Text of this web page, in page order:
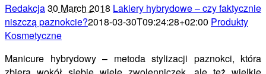
Redakcja30 March 2018 Lakiery hybrydowe – czy faktycznie
niszczą paznokcie?2018-03-30T09:24:28+02:00 Produkty
Kosmetyczne
Manicure hybrydowy – metoda stylizacji paznokci, która